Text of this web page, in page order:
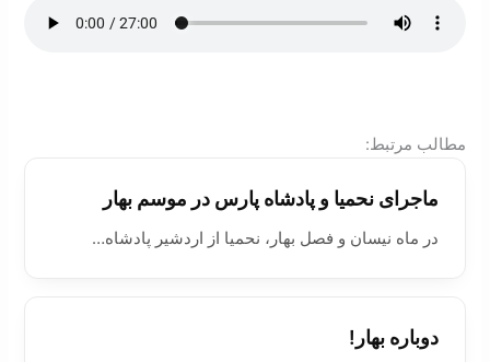
:مطالب مرتبط
ماجرای نحميا و پادشاه پارس در موسم بهار
در ماه نيسان و فصل بهار، نحميا از اردشير پادشاه…
دوباره بهار!